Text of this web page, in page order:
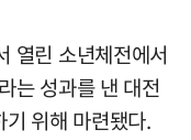
열린 소년체전에서
는 성과를 낸 대전
위해 마련됐다.